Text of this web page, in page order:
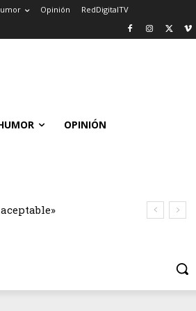
Opinión RedDigitalTV
OPINIÓN